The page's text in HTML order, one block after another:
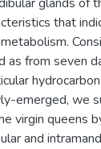
that
as from seven
emerged, we
virgin queens
and